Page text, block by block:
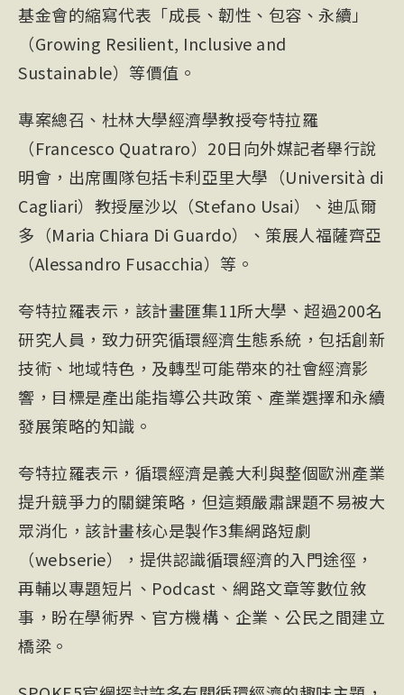
基金會的縮寫代表「成長、韌性、包容、永續」
（Growing Resilient, Inclusive and
Sustainable）等價值。
專案總召、杜林大學經濟學教授夸特拉羅
（Francesco Quatraro）20日向外媒記者舉行說
明會，出席團隊包括卡利亞里大學（Università di
Cagliari）教授屋沙以（Stefano Usai）、迪瓜爾
多（Maria Chiara Di Guardo）、策展人福薩齊亞
（Alessandro Fusacchia）等。
夸特拉羅表示，該計畫匯集11所大學、超過200名
研究人員，致力研究循環經濟生態系統，包括創新
技術、地域特色，及轉型可能帶來的社會經濟影
響，目標是產出能指導公共政策、產業選擇和永續
發展策略的知識。
夸特拉羅表示，循環經濟是義大利與整個歐洲產業
提升競爭力的關鍵策略，但這類嚴肅課題不易被大
眾消化，該計畫核心是製作3集網路短劇
（webserie），提供認識循環經濟的入門途徑，
再輔以專題短片、Podcast、網路文章等數位敘
事，盼在學術界、官方機構、企業、公民之間建立
橋梁。